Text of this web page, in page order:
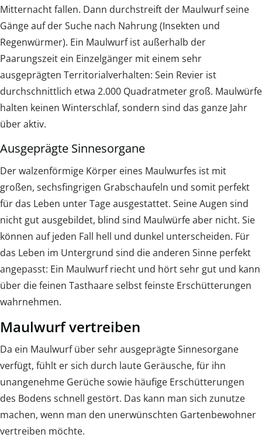
Mitternacht fallen. Dann durchstreift der Maulwurf seine
Gänge auf der Suche nach Nahrung (Insekten und
Regenwürmer). Ein Maulwurf ist außerhalb der
Paarungszeit ein Einzelgänger mit einem sehr
ausgeprägten Territorialverhalten: Sein Revier ist
durchschnittlich etwa 2.000 Quadratmeter groß. Maulwürfe
halten keinen Winterschlaf, sondern sind das ganze Jahr
über aktiv.
Ausgeprägte Sinnesorgane
Der walzenförmige Körper eines Maulwurfes ist mit
großen, sechsfingrigen Grabschaufeln und somit perfekt
für das Leben unter Tage ausgestattet. Seine Augen sind
nicht gut ausgebildet, blind sind Maulwürfe aber nicht. Sie
können auf jeden Fall hell und dunkel unterscheiden. Für
das Leben im Untergrund sind die anderen Sinne perfekt
angepasst: Ein Maulwurf riecht und hört sehr gut und kann
über die feinen Tasthaare selbst feinste Erschütterungen
wahrnehmen.
Maulwurf vertreiben
Da ein Maulwurf über sehr ausgeprägte Sinnesorgane
verfügt, fühlt er sich durch laute Geräusche, für ihn
unangenehme Gerüche sowie häufige Erschütterungen
des Bodens schnell gestört. Das kann man sich zunutze
machen, wenn man den unerwünschten Gartenbewohner
vertreiben möchte.